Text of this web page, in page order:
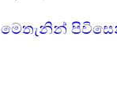
මෙතැනින්